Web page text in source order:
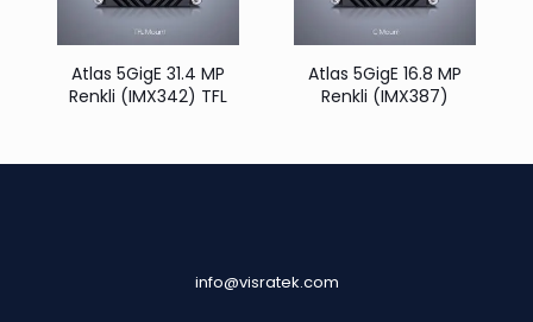
Atlas 5GigE 31.4 MP
Renkli (IMX342) TFL
Atlas 5GigE 16.8 MP
Renkli (IMX387)
info@visratek.com